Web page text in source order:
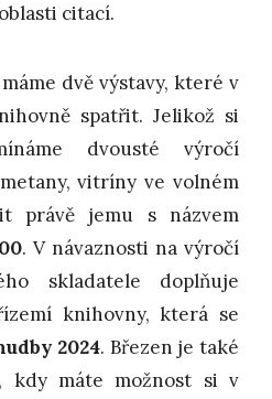
citací.
dvě výstavy, které v
spatřit. Jelikož si
dvousté výročí
vitríny ve volném
právě jemu s názvem
. V návaznosti na výročí
skladatele doplňuje
knihovny, která se
2024. Březen je také
kdy máte možnost si v